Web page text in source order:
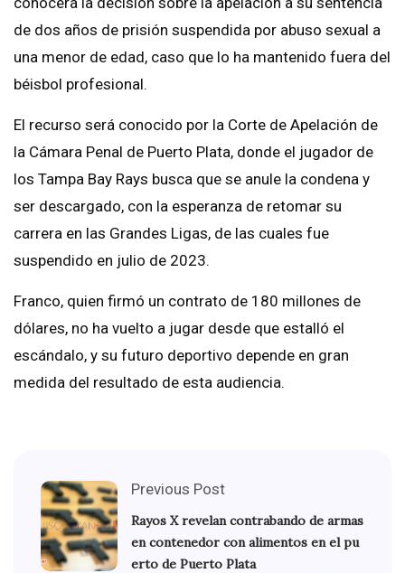
de dos años de prisión suspendida por abuso sexual a
una menor de edad, caso que lo ha mantenido fuera del
béisbol profesional.
El recurso será conocido por la Corte de Apelación de
la Cámara Penal de Puerto Plata, donde el jugador de
los Tampa Bay Rays busca que se anule la condena y
ser descargado, con la esperanza de retomar su
carrera en las Grandes Ligas, de las cuales fue
suspendido en julio de 2023.
Franco, quien firmó un contrato de 180 millones de
dólares, no ha vuelto a jugar desde que estalló el
escándalo, y su futuro deportivo depende en gran
medida del resultado de esta audiencia.
Previous Post
Rayos X revelan contrabando de armas
en contenedor con alimentos en el pu
erto de Puerto Plata